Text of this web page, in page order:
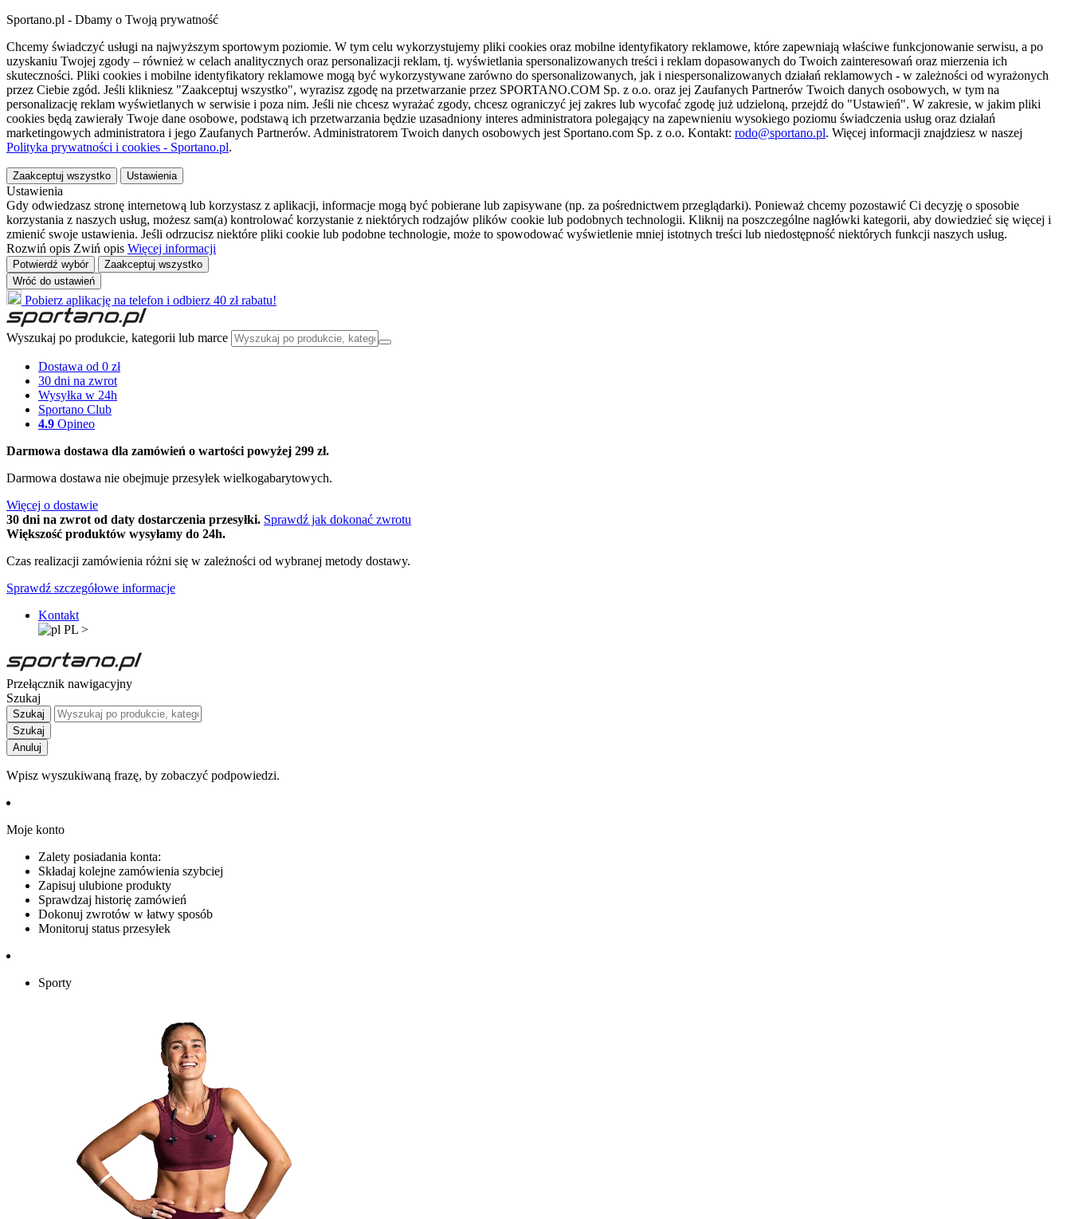
Sportano.pl - Dbamy o Twoją prywatność
Chcemy świadczyć usługi na najwyższym sportowym poziomie. W tym celu wykorzystujemy pliki cookies oraz mobilne identyfikatory reklamowe, które zapewniają właściwe funkcjonowanie serwisu, a po
uzyskaniu Twojej zgody – również w celach analitycznych oraz personalizacji reklam, tj. wyświetlania spersonalizowanych treści i reklam dopasowanych do Twoich zainteresowań oraz mierzenia ich
skuteczności. Pliki cookies i mobilne identyfikatory reklamowe mogą być wykorzystywane zarówno do spersonalizowanych, jak i niespersonalizowanych działań reklamowych - w zależności od wyrażonych
przez Ciebie zgód. Jeśli klikniesz "Zaakceptuj wszystko", wyrazisz zgodę na przetwarzanie przez SPORTANO.COM Sp. z o.o. oraz jej Zaufanych Partnerów Twoich danych osobowych, w tym na
personalizację reklam wyświetlanych w serwisie i poza nim. Jeśli nie chcesz wyrażać zgody, chcesz ograniczyć jej zakres lub wycofać zgodę już udzieloną, przejdź do "Ustawień". W zakresie, w jakim pliki
cookies będą zawierały Twoje dane osobowe, podstawą ich przetwarzania będzie uzasadniony interes administratora polegający na zapewnieniu wysokiego poziomu świadczenia usług oraz działań
marketingowych administratora i jego Zaufanych Partnerów. Administratorem Twoich danych osobowych jest Sportano.com Sp. z o.o. Kontakt: rodo@sportano.pl. Więcej informacji znajdziesz w naszej
Polityka prywatności i cookies - Sportano.pl.
Zaakceptuj wszystko Ustawienia
Ustawienia
Gdy odwiedzasz stronę internetową lub korzystasz z aplikacji, informacje mogą być pobierane lub zapisywane (np. za pośrednictwem przeglądarki). Ponieważ chcemy pozostawić Ci decyzję o sposobie
korzystania z naszych usług, możesz sam(a) kontrolować korzystanie z niektórych rodzajów plików cookie lub podobnych technologii. Kliknij na poszczególne nagłówki kategorii, aby dowiedzieć się więcej i
zmienić swoje ustawienia. Jeśli odrzucisz niektóre pliki cookie lub podobne technologie, może to spowodować wyświetlenie mniej istotnych treści lub niedostępność niektórych funkcji naszych usług.
Rozwiń opis Zwiń opis Więcej informacji
Potwierdź wybór
Zaakceptuj wszystko
Wróć do ustawień
Pobierz aplikację na telefon i odbierz 40 zł rabatu!
Wyszukaj po produkcie, kategorii lub marce
Dostawa od 0 zł
30 dni na zwrot
Wysyłka w 24h
Sportano Club
4.9 Opineo
Darmowa dostawa dla zamówień o wartości powyżej 299 zł.
Darmowa dostawa nie obejmuje przesyłek wielkogabarytowych.
Więcej o dostawie
30 dni na zwrot od daty dostarczenia przesyłki. Sprawdź jak dokonać zwrotu
Większość produktów wysyłamy do 24h.
Czas realizacji zamówienia różni się w zależności od wybranej metody dostawy.
Sprawdź szczegółowe informacje
Kontakt
PL >
Przełącznik nawigacyjny
Szukaj
Szukaj
Szukaj
Anuluj
Wpisz wyszukiwaną frazę, by zobaczyć podpowiedzi.
Moje konto
Zalety posiadania konta:
Składaj kolejne zamówienia szybciej
Zapisuj ulubione produkty
Sprawdzaj historię zamówień
Dokonuj zwrotów w łatwy sposób
Monitoruj status przesyłek
Sporty